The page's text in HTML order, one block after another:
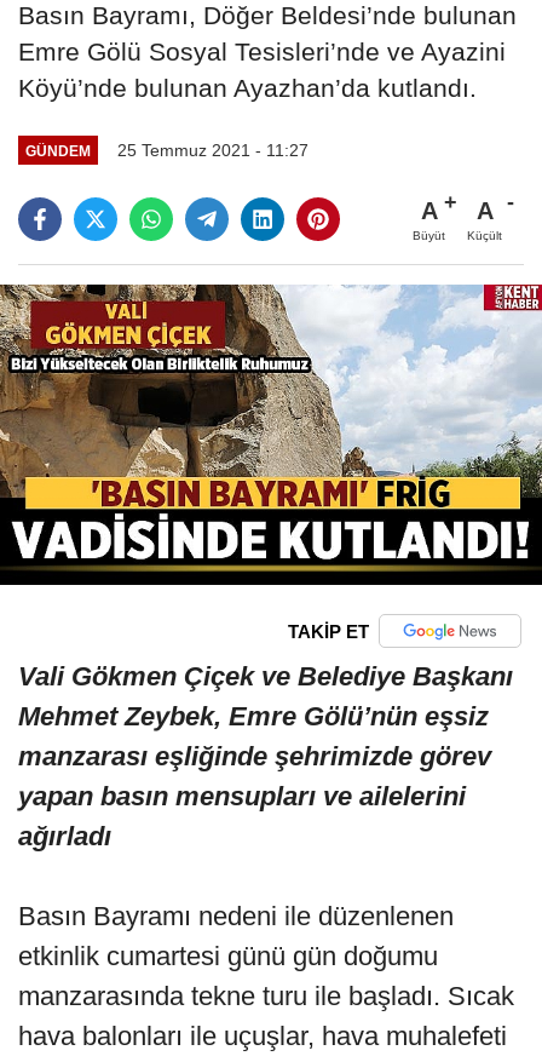
Basın Bayramı, Döğer Beldesi’nde bulunan
Emre Gölü Sosyal Tesisleri’nde ve Ayazini
Köyü’nde bulunan Ayazhan’da kutlandı.
GÜNDEM 25 Temmuz 2021 - 11:27
A
Büyüt
A
Küçült
TAKİP ET
Vali Gökmen Çiçek ve Belediye Başkanı
Mehmet Zeybek, Emre Gölü’nün eşsiz
manzarası eşliğinde şehrimizde görev
yapan basın mensupları ve ailelerini
ağırladı
Basın Bayramı nedeni ile düzenlenen
etkinlik cumartesi günü gün doğumu
manzarasında tekne turu ile başladı. Sıcak
hava balonları ile uçuşlar, hava muhalefeti